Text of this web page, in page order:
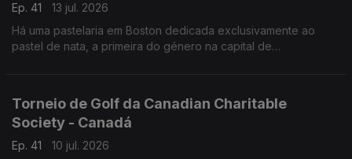
Ep. 41
13 jul. 2026
Há uma pastelaria em Boston dedicada exclusivamente ao
pastel de nata, a primeira do género na capital de
Torneio de Golf da Canadian Charitable
Society - Canadá
Ep. 41
10 jul. 2026